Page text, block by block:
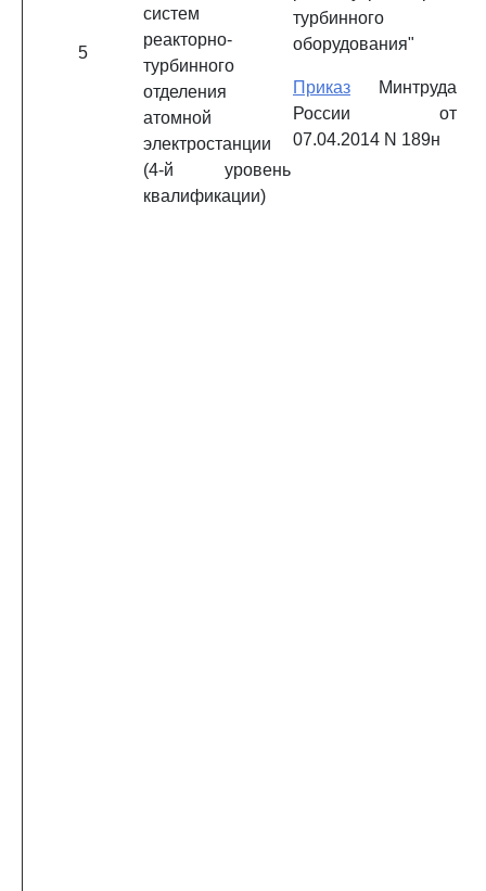
5
систем
реакторно-
турбинного
отделения
атомной
электростанции
(4-й уровень
квалификации)
турбинного
оборудования"
Приказ Минтруда
России от
07.04.2014 N 189н